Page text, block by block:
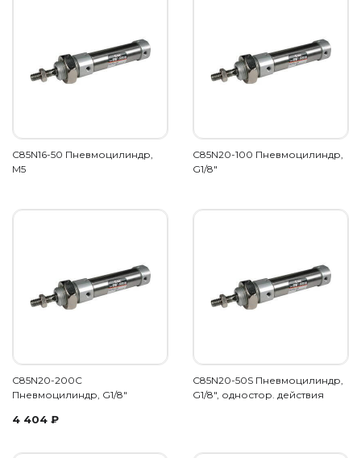
C85N16-50 Пневмоцилиндр,
M5
C85N20-100 Пневмоцилиндр,
G1/8"
C85N20-200C
Пневмоцилиндр, G1/8"
4 404 ₽
C85N20-50S Пневмоцилиндр,
G1/8", одностор. действия